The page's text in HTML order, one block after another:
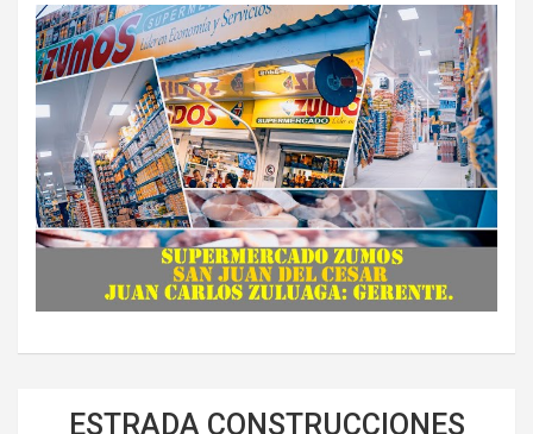
ESTRADA CONSTRUCCIONES